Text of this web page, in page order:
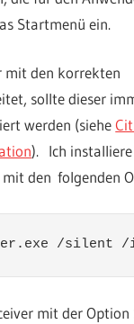
Startmenü ein.
mit den korrekten
sollte dieser
werden (siehe
). Ich installiere
den folgenden
/silent /
mit der Option